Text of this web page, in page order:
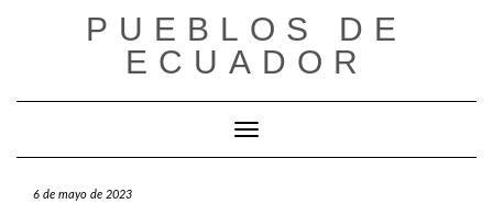
PUEBLOS DE
ECUADOR
Cambiar modo de navegación
6 de mayo de 2023